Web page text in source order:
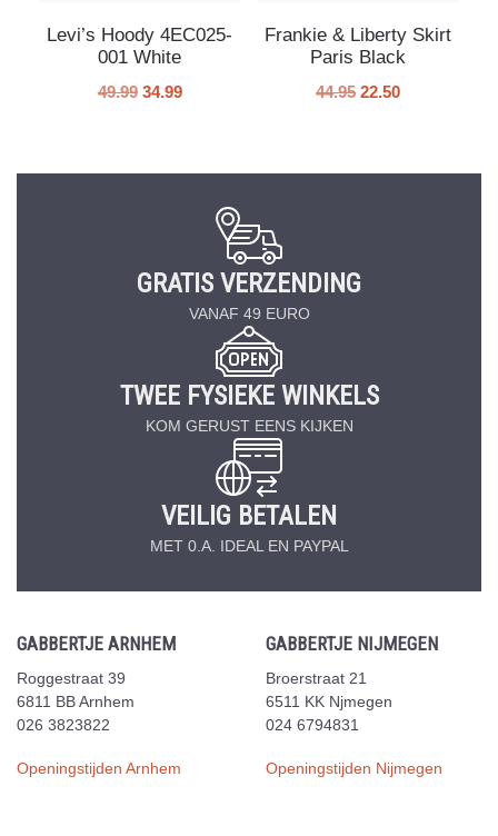
Levi’s Hoody 4EC025-
001 White
49.99 34.99
Frankie & Liberty Skirt
Paris Black
44.95 22.50
GRATIS VERZENDING
VANAF 49 EURO
TWEE FYSIEKE WINKELS
KOM GERUST EENS KIJKEN
VEILIG BETALEN
MET 0.A. IDEAL EN PAYPAL
GABBERTJE ARNHEM
Roggestraat 39
6811 BB Arnhem
026 3823822
Openingstijden Arnhem
GABBERTJE NIJMEGEN
Broerstraat 21
6511 KK Njmegen
024 6794831
Openingstijden Nijmegen